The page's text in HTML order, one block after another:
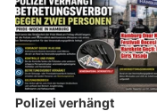
Polizei verhängt